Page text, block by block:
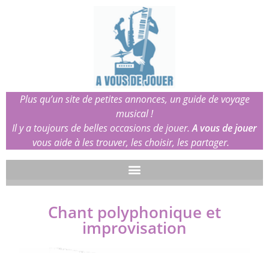
Plus qu’un site de petites annonces, un guide de voyage
musical !
Il y a toujours de belles occasions de jouer.A vous de jouer
vous aide à les trouver, les choisir, les partager.
Chant polyphonique et
improvisation